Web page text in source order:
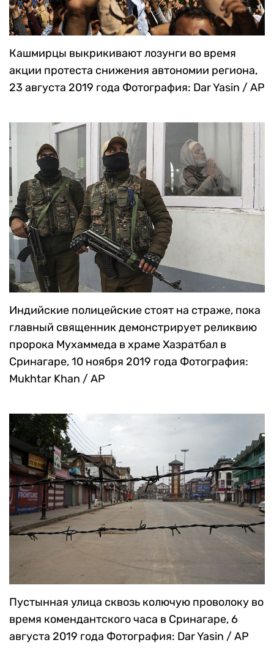
Кашмирцы выкрикивают лозунги во время
акции протеста снижения автономии региона,
23 августа 2019 года Фотография: Dar Yasin / AP
Индийские полицейские стоят на страже, пока
главный священник демонстрирует реликвию
пророка Мухаммеда в храме Хазратбал в
Сринагаре, 10 ноября 2019 года Фотография:
Mukhtar Khan / AP
Пустынная улица сквозь колючую проволоку во
время комендантского часа в Сринагаре, 6
августа 2019 года Фотография: Dar Yasin / AP